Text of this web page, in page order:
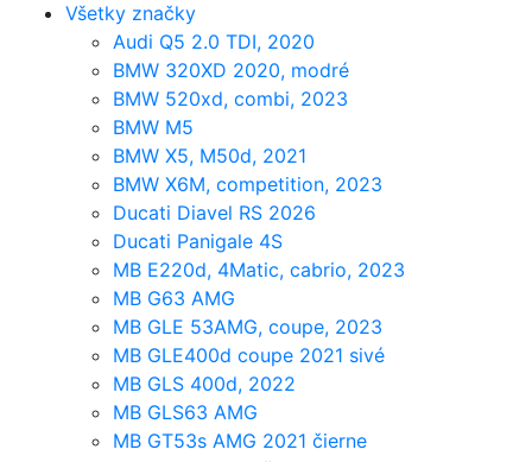
Všetky značky
Audi Q5 2.0 TDI, 2020
BMW 320XD 2020, modré
BMW 520xd, combi, 2023
BMW M5
BMW X5, M50d, 2021
BMW X6M, competition, 2023
Ducati Diavel RS 2026
Ducati Panigale 4S
MB E220d, 4Matic, cabrio, 2023
MB G63 AMG
MB GLE 53AMG, coupe, 2023
MB GLE400d coupe 2021 sivé
MB GLS 400d, 2022
MB GLS63 AMG
MB GT53s AMG 2021 čierne